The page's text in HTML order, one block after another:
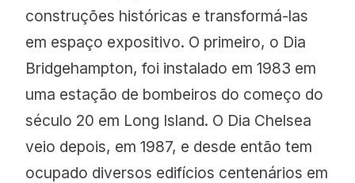
construções históricas e transformá-las
em espaço expositivo. O primeiro, o Dia
Bridgehampton, foi instalado em 1983 em
uma estação de bombeiros do começo do
século 20 em Long Island. O Dia Chelsea
veio depois, em 1987, e desde então tem
ocupado diversos edifícios centenários em